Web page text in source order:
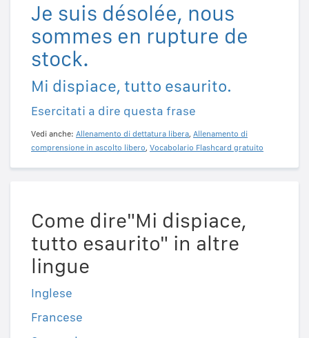
Je suis désolée, nous
sommes en rupture de
stock.
Mi dispiace, tutto esaurito.
Esercitati a dire questa frase
Vedi anche: Allenamento di dettatura libera, Allenamento di
comprensione in ascolto libero, Vocabolario Flashcard gratuito
Come dire"Mi dispiace,
tutto esaurito" in altre
lingue
Inglese
Francese